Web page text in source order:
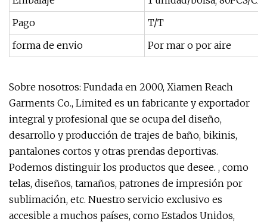
Pago
T/T
forma de envio
Por mar o por aire
Sobre nosotros: Fundada en 2000, Xiamen Reach
Garments Co., Limited es un fabricante y exportador
integral y profesional que se ocupa del diseño,
desarrollo y producción de trajes de baño, bikinis,
pantalones cortos y otras prendas deportivas.
Podemos distinguir los productos que desee. , como
telas, diseños, tamaños, patrones de impresión por
sublimación, etc. Nuestro servicio exclusivo es
accesible a muchos países, como Estados Unidos,